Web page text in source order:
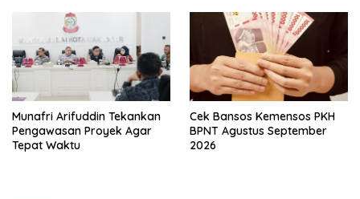
Munafri Arifuddin Tekankan
Pengawasan Proyek Agar
Tepat Waktu
Cek Bansos Kemensos PKH
BPNT Agustus September
2026